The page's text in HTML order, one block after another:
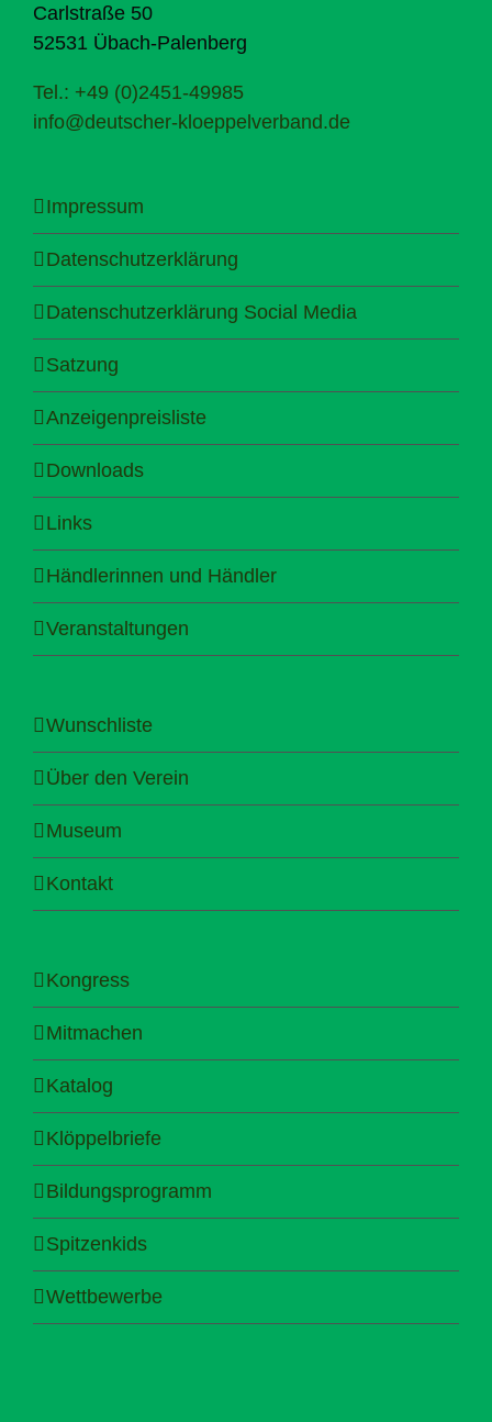
Carlstraße 50
52531 Übach-Palenberg
Tel.: +49 (0)2451-49985
info@deutscher-kloeppelverband.de
Impressum
Datenschutzerklärung
Datenschutzerklärung Social Media
Satzung
Anzeigenpreisliste
Downloads
Links
Händlerinnen und Händler
Veranstaltungen
Wunschliste
Über den Verein
Museum
Kontakt
Kongress
Mitmachen
Katalog
Klöppelbriefe
Bildungsprogramm
Spitzenkids
Wettbewerbe